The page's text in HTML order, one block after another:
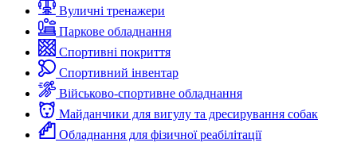
Вуличні тренажери
Паркове обладнання
Спортивні покриття
Спортивний інвентар
Військово-спортивне обладнання
Майданчики для вигулу та дресирування собак
Обладнання для фізичної реабілітації